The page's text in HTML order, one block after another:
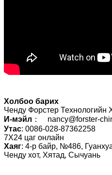
Холбоо барих
Ченду Форстер Технологийн
И-мэйл ： nancy@forster-
Утас: 0086-028-87362258
7X24 цаг онлайн
Хаяг: 4-р байр, №486,
Ченду хот, Хятад, Сычуань